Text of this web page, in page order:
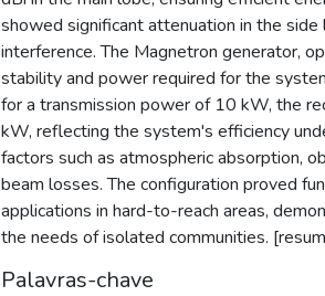
showed significant attenuation in the side
interference. The Magnetron generator,
stability and power required for the
for a transmission power of 10 kW, the
kW, reflecting the system's efficiency
factors such as atmospheric absorption,
beam losses. The configuration proved
applications in hard-to-reach areas,
the needs of isolated communities.
Palavras-chave